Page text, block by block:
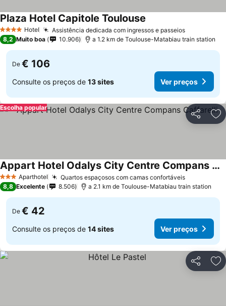
4 EstrelasHotel Assistência dedicada com ingressos e passeios
Plaza Hotel Capitole Toulouse
8,2 Muito boa 10.906 a 1.2 km de Toulouse-Matabiau train station
De € 106
Consulte os preços de 13 sites Ver preços
Partilhar
Escolha popular
3 EstrelasAparthotel Quartos espaçosos com camas confortáveis
Appart Hotel Odalys City Centre Compans Caffarelli
8,8 Excelente 8.506 a 2.1 km de Toulouse-Matabiau train station
De € 42
Consulte os preços de 14 sites Ver preços
Partilhar